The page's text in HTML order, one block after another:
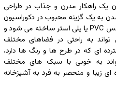
یک راهکار مدرن و جذاب در طراحی
به یک گزینه محبوب در دکوراسیون
خانه‌ ها است. این نوع سقف از جنس PVC یا پلی‌ استر ساخته می‌ شود و
تواند به‌ راحتی در فضاهای مختلف
ای که در طرح‌ ها و رنگ‌ ها دارد،
به‌ خوبی با سبک‌ های مختلف
زیبا و منحصر به فرد به آشپزخانه